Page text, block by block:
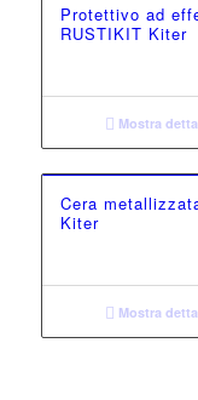
Protettivo ad
RUSTIKIT Kiter
Mostra
Cera
Kiter
Mostra